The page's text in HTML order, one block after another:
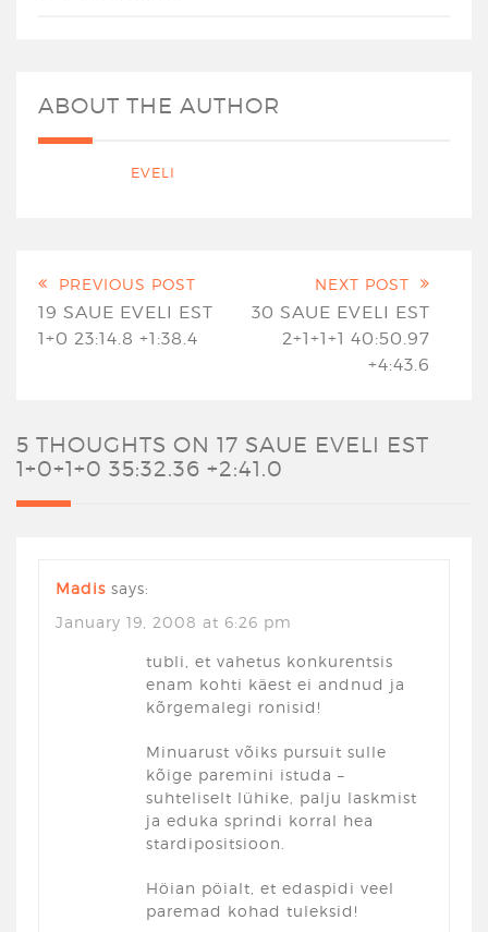
ABOUT THE AUTHOR
EVELI
PREVIOUS POST
19 SAUE EVELI EST
1+0 23:14.8 +1:38.4
NEXT POST
30 SAUE EVELI EST
2+1+1+1 40:50.97
+4:43.6
5 THOUGHTS ON 17 SAUE EVELI EST
1+0+1+0 35:32.36 +2:41.0
Madis says:
January 19, 2008 at 6:26 pm
tubli, et vahetus konkurentsis
enam kohti käest ei andnud ja
kõrgemalegi ronisid!
Minuarust võiks pursuit sulle
kõige paremini istuda –
suhteliselt lühike, palju laskmist
ja eduka sprindi korral hea
stardipositsioon.
Höian pöialt, et edaspidi veel
paremad kohad tuleksid!